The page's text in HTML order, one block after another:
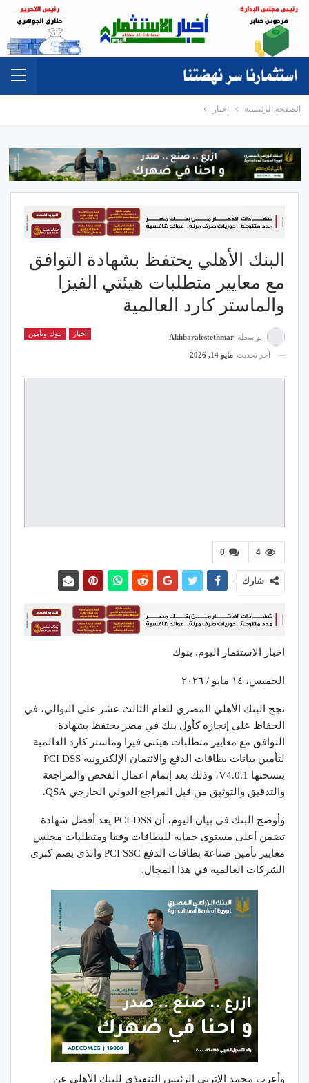
الصفحة الرئيسية اخبار
البنك الأهلي يحتفظ بشهادة التوافق
مع معاییر متطلبات هيئتي الفيزا
والماستر كارد العالمية
اخبار بنوك وتأمين بواسطة Akhbaralestethmar
آخر تحديث مايو 14, 2026
0 4
شارك
اخبار الاستثمار اليوم. بنوك
الخميس، ١٤ مايو / ٢٠٢٦
نجح البنك الأهلي المصري للعام الثالث عشر على التوالي، في
الحفاظ على إنجازه كأول بنك في مصر يحتفظ بشهادة
التوافق مع معايير متطلبات هيئتي فيزا وماستر كارد العالمية
لتأمين بيانات بطاقات الدفع والائتمان الإلكترونية PCI DSS
بنسختها V4.0.1، وذلك بعد إتمام اعمال الفحص والمراجعة
والتدقيق والتوثيق من قبل المراجع الدولي الخارجي QSA.
وأوضح البنك في بيان اليوم، أن PCI-DSS يعد أفضل شهادة
تضمن أعلى مستوى حماية للبطاقات وفقا ومتطلبات مجلس
معايير تأمين صناعة بطاقات الدفع PCI SSC والذي يضم كبرى
الشركات العالمية في هذا المجال.
وأعرب محمد الإتربي الرئيس التنفيذي للبنك الأهلي عن